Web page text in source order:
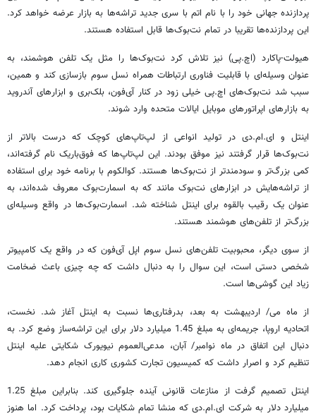
پردازنده جهانی خود را با نام اتم با سری جدید تراشه‌ها به بازار عرضه خواهد کرد.
این پردازنده‌ها تقریبا در تمام نت‌بوک‌ها قابل استفاده هستند.
هیولت-پاکارد (اچ.پی) نیز تلاش کرد نت‌بوک‌ها را مثل یک تلفن هوشمند، به
عنوان وسیله‌ای با قابلیت فناوری ارتباطات همراه نسل سوم بازسازی کند و همین،
سبب شد نت‌بوک‌های اچ.پی خیلی زود در کنار آی‌فون، بلک‌بری و ابزارهای آندروید
به بازارهای اپراتورهای موبایل ایالات متحده وارد شوند.
اینتل و ای.ام.دی در تولید انواعی از لپ‌تاپ‌های کوچک که درست بالاتر از
نت‌بوک‌ها قرار گرفتند نیز موفق بودند. این لپ‌تاپ‌ها که فوق‌باریک نام گرفته‌اند،
کمی بزرگ‌تر و سودمندتر از نت‌بوک‌ها هستند. کوالکوم با برنامه خود برای استفاده
از تراشه‌هایش در ابزارهای نت‌بوک مانند که به اسمارت‌بوک معروف شده‌اند، به
عنوان یک رقیب بالقوه برای اینتل شناخته شد. اسمارت‌بوک‌ها در واقع وسیله‌ای
بزرگ‌تر از تلفن‌های هوشمند هستند.
از سوی دیگر، محبوبیت تلفن‌های نسل سوم اپل آی‌فون که در واقع یک کامپیوتر
شخصی دستی است، این سوال را به دنبال داشت که چه چیزی باعث ضخامت
زیاد این گوشی‌ها است.
از ماه می/ اردیبهشت به بعد، بدرفتاری‌ها نسبت به اینتل آغاز شد.‌ نخست،
اتحادیه اروپا، جریمه‌ای به مبلغ 1.45 میلیارد دلار برای این تراشه‌ساز وضع کرد. به
دنبال این اتفاق در ماه نوامبر/ آبان، مدعی‌العموم نیویورک شکایتی علیه اینتل
تنظیم کرد و اصرار داشت که کمیسیون تجارت کشوری کاری انجام دهد.
اینتل تصمیم گرفت از منازعات قانونی آینده جلوگیری کند. بنابراین مبلغ 1.25
میلیارد دلار به شرکت ای.ام.دی که منشا تمام شکایات بود، پرداخت کرد. اما هنوز